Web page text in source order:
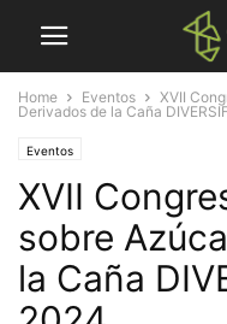
Home Eventos
XVII
Derivados de la Caña
Eventos
XVII
sobre
la Caña